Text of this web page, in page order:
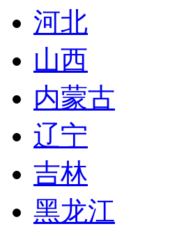
河北
山西
内蒙古
辽宁
吉林
黑龙江